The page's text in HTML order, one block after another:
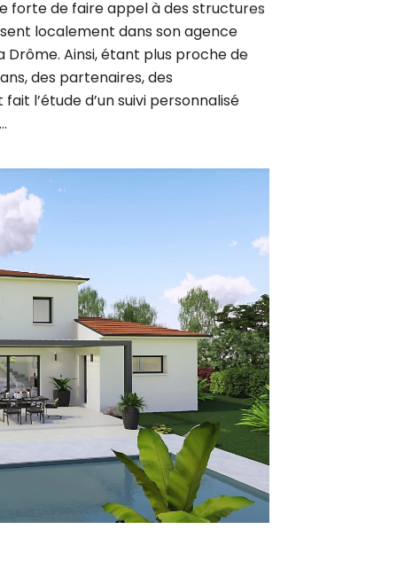
localement dans son agence
Ainsi, étant plus proche de
des partenaires, des
l’étude d’un suivi personnalisé